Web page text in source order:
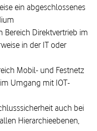
ein abgeschlossenes
Bereich Direktvertrieb im
in der IT oder
Mobil- und Festnetz
Umgang mit IOT-
auch bei
Hierarchieebenen,